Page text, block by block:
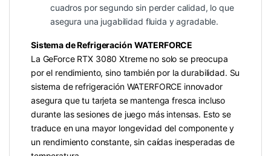
cuadros por segundo sin perder calidad, lo que
asegura una jugabilidad fluida y agradable.
Sistema de Refrigeración WATERFORCE
La GeForce RTX 3080 Xtreme no solo se preocupa
por el rendimiento, sino también por la durabilidad. Su
sistema de refrigeración WATERFORCE innovador
asegura que tu tarjeta se mantenga fresca incluso
durante las sesiones de juego más intensas. Esto se
traduce en una mayor longevidad del componente y
un rendimiento constante, sin caídas inesperadas de